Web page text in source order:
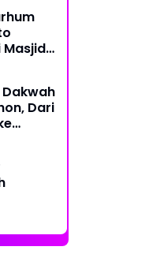
Masjid
Dari